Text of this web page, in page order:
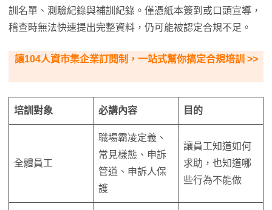
訓名單、測驗紀錄與補訓紀錄。僅憑紙本簽到或口頭宣導，
稽查時無法快速提出完整資料，仍可能被認定合規不足。
讓104人資市集企業訂閱制，一站式幫你搞定合規培訓 >>
培訓對象 必講內容 目的
全體員工
職場霸凌定義、
常見樣態、申訴
管道、申訴人保
護
讓員工知道如何
求助，也知道哪
些行為不能做